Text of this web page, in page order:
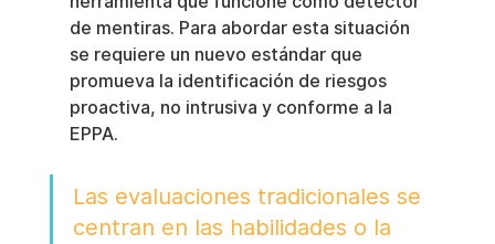
de mentiras. Para abordar esta situación
se requiere un nuevo estándar que
promueva la identificación de riesgos
proactiva, no intrusiva y conforme a la
EPPA.
Las evaluaciones tradicionales se
centran en las habilidades o la